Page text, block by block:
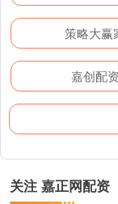
策略大赢
嘉创配资
关注 嘉正网配资